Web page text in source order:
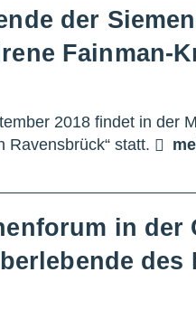
der
Fainman-
2018 findet in der
Ravensbrück“ statt.
in
des